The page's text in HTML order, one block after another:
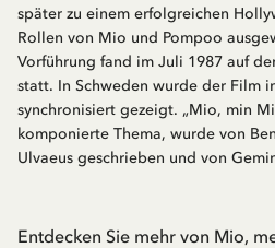
später zu einem erfolgreichen
Rollen von Mio und Pompoo
Vorführung fand im Juli 1987 auf
statt. In Schweden wurde der Film
synchronisiert gezeigt. „Mio, min
komponierte Thema, wurde von
Ulvaeus geschrieben und von
Entdecken Sie mehr von Mio,